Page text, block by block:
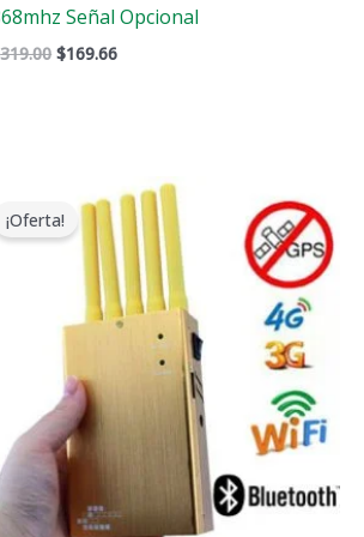
Señal Opcional
319.00 $169.66
¡Oferta!
precio
original
era:
$399.00.
El
precio
actual
es:
$209.88.